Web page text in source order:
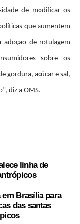
de modificar os
que aumentem
adoção de rotulagem
sobre os
gordura, açúcar e sal,
diz a OMS.
linha de
em Brasília para
das santas